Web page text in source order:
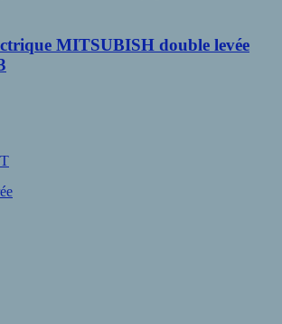
MITSUBISH double levée